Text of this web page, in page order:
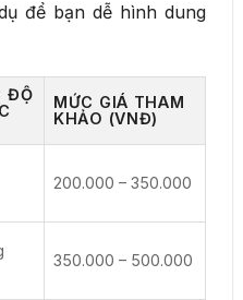
để bạn dễ hình dung
ĐỘ
MỨC GIÁ THAM
KHẢO (VNĐ)
200.000 – 350.000
350.000 – 500.000